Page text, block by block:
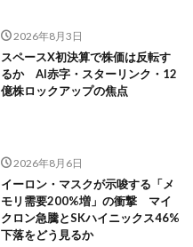
2026年8月3日
スペースX初決算で株価は反転す
るか AI赤字・スターリンク・12
億株ロックアップの焦点
2026年8月6日
イーロン・マスクが示唆する「メ
モリ需要200%増」の衝撃 マイ
クロン急騰とSKハイニックス46%
下落をどう見るか